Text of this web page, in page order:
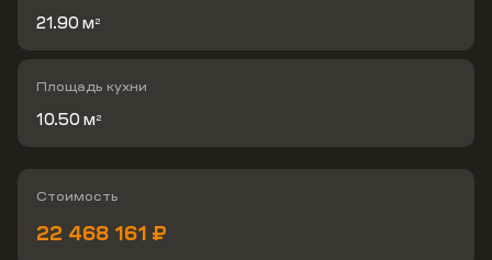
21.90 м 2
Площадь кухни
10.50 м 2
Стоимость
22 468 161 ₽